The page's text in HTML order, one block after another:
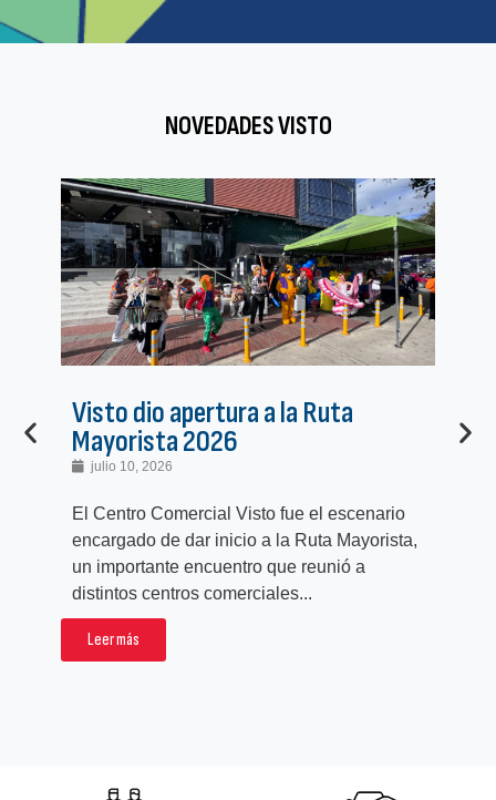
NOVEDADES VISTO
Visto dio apertura a la Ruta
Mayorista 2026
julio 10, 2026
El Centro Comercial Visto fue el escenario
encargado de dar inicio a la Ruta Mayorista,
un importante encuentro que reunió a
distintos centros comerciales...
Leer más